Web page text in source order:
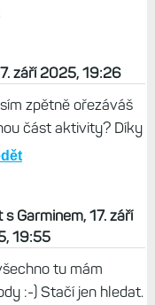
10. duben
stává, že
jízdy autem. Pak si ji
odříznu. Ale jo,
Garminu být
září 2025, 19:26